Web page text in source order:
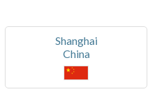
Shanghai
China